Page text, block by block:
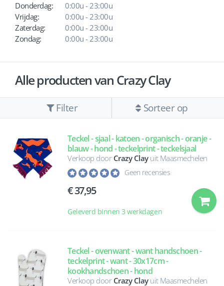
Donderdag:
0:00u - 23:00u
Vrijdag:
0:00u - 23:00u
Zaterdag:
0:00u - 23:00u
Zondag:
0:00u - 23:00u
Alle producten van Crazy Clay
Filter Sorteer op
Teckel - sjaal - katoen - organisch - oranje -
blauw - hond - teckelprint - teckelsjaal
Verkoop door Crazy Clayuit Maasmechelen
Geen recensies
37,95
Geleverd binnen 3 werkdagen
Teckel - ovenwant - want handschoen -
teckelprint - want - 30x17cm -
kookhandschoen - hond
Verkoop door Crazy Clayuit Maasmechelen